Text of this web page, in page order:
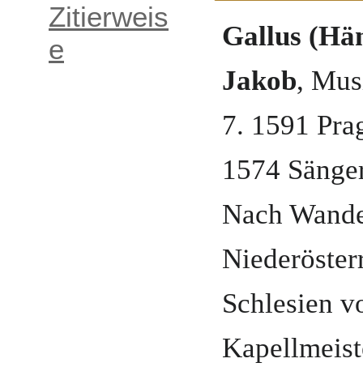
Zitierweis
e
Gallus
Jakob,
7. 1591
1574
Nach
Schlesien